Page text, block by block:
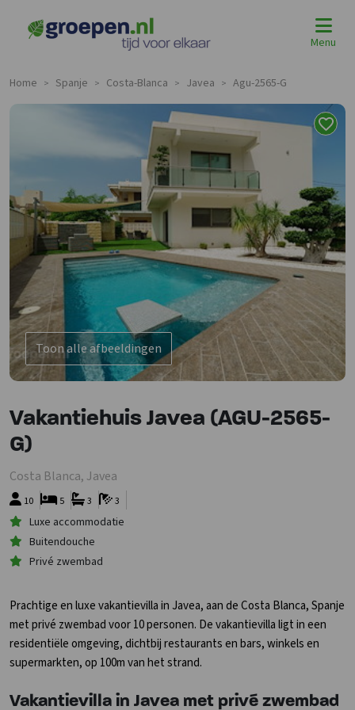
Menu
Home > Spanje > Costa-Blanca > Javea > Agu-2565-G
Toon alle afbeeldingen
Vakantiehuis Javea (AGU-2565-
G)
Costa Blanca, Javea
10 3
3
5
Luxe accommodatie
Buitendouche
Privé zwembad
Prachtige en luxe vakantievilla in Javea, aan de Costa Blanca, Spanje
met privé zwembad voor 10 personen. De vakantievilla ligt in een
residentiële omgeving, dichtbij restaurants en bars, winkels en
supermarkten, op 100m van het strand.
Vakantievilla in Javea met privé zwembad